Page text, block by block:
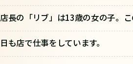
店長の「リブ」は13歳の女の子。
日も店で仕事をしています。